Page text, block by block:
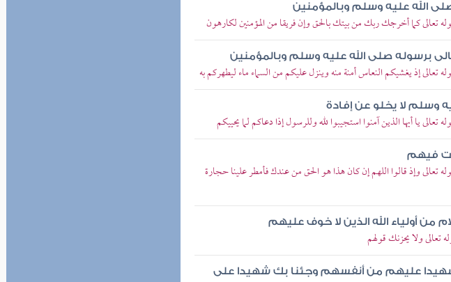
الله عليه وسلم وبالمؤمنين
تعالى كما أخرجك ربك من بيتك بالحق وإن فريقا من المؤمنين لكارهون
برسوله صلى الله عليه وسلم وبالمؤمنين
تعالى إذ يغشيكم النعاس أمنة منه وينزل عليكم من السماء ماء ليطهركم به
وسلم لا يخلو عن إفادة
تعالى يا أيها الذين آمنوا استجيبوا لله وللرسول إذا دعاكم لما يحييكم
فيهم
تعالى وإذ قالوا اللهم إن كان هذا هو الحق من عندك فأمطر علينا حجارة
من أولياء الله الذين لا خوف عليهم
تعالى ولا يحزنك قولهم
عليهم من أنفسهم وجئنا بك شهيدا على